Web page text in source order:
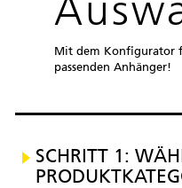
Mit dem Konfigurator
passenden Anhänger!
SCHRITT 1: